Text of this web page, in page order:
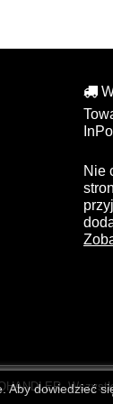
dowiedzieć
Nie